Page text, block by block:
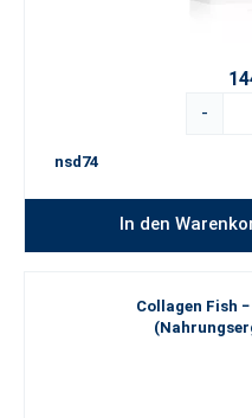
-
nsd74
In den
Collagen Fish